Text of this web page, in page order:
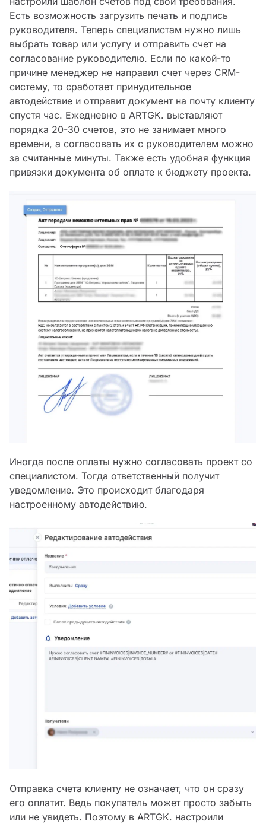
Есть возможность загрузить печать и подпись
руководителя. Теперь специалистам нужно лишь
выбрать товар или услугу и отправить счет на
согласование руководителю. Если по какой-то
причине менеджер не направил счет через CRM-
систему, то сработает принудительное
автодействие и отправит документ на почту клиенту
спустя час. Ежедневно в ARTGK. выставляют
порядка 20-30 счетов, это не занимает много
времени, а согласовать их с руководителем можно
за считанные минуты. Также есть удобная функция
привязки документа об оплате к бюджету проекта.
Иногда после оплаты нужно согласовать проект со
специалистом. Тогда ответственный получит
уведомление. Это происходит благодаря
настроенному автодействию.
Отправка счета клиенту не означает, что он сразу
его оплатит. Ведь покупатель может просто забыть
или не увидеть. Поэтому в ARTGK. настроили